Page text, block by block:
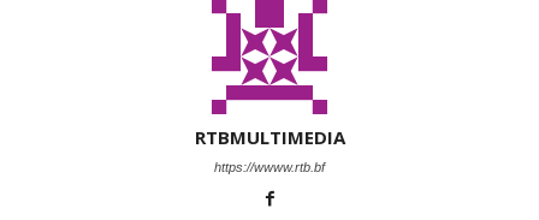
RTBMULTIMEDIA
https://wwww.rtb.bf